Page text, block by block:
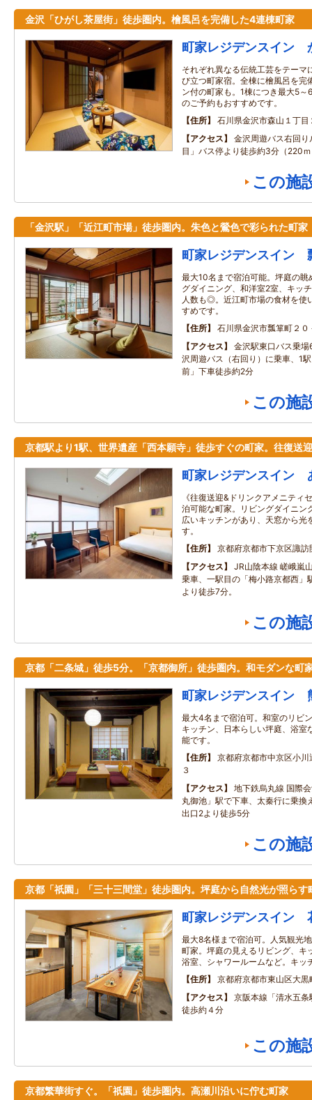
金沢「ひがし茶屋街」徒歩圏内。檜風呂を完備した4連棟町家
町家レジデンスイン
それぞれ異なる伝統工芸をテーマ
び立つ町家宿。全棟に檜風呂を完
ン付の町家も。1棟につき最大5
のご予約もおすすめです。
住所
石川県金沢市森山１丁
アクセス
金沢周遊バス右回
目」バス停より徒歩約3分（220
この施
「金沢駅」「近江町市場」徒歩圏内。朱色と鶯色で彩られた町家
町家レジデンスイン
最大10名まで宿泊可能。坪庭の
グダイニング、和洋室2室、キッ
人数も◎。近江町市場の食材を使
すめです。
住所
石川県金沢市瓢箪町２０
アクセス
金沢駅東口バス乗
沢周遊バス（右回り）に乗車、1
前」下車徒歩約2分
この施
京都駅より1駅、世界遺産「西本願寺」徒歩すぐの町家。往復送
町家レジデンスイン
《往復送迎&ドリンクアメニティ
泊可能な町家。リビングダイニン
広いキッチンがあり、天窓から光
す。
住所
京都府京都市下京区諏訪
アクセス
JR山陰本線 嵯峨嵐
乗車、一駅目の「梅小路京都西」
より徒歩7分。
この施
京都「二条城」徒歩5分。「京都御所」徒歩圏内。和モダンな町
町家レジデンスイン
最大4名まで宿泊可。和室のリビ
キッチン、日本らしい坪庭、浴室
能です。
住所
京都府京都市中京区小
３
アクセス
地下鉄烏丸線 国際
丸御池」駅で下車、太秦行に乗換
出口2より徒歩5分
この施
京都「祇園」「三十三間堂」徒歩圏内。坪庭から自然光が照らす
町家レジデンスイン
最大8名様まで宿泊可。人気観光
町家。坪庭の見えるリビング、キ
浴室、シャワールームなど。キッ
住所
京都府京都市東山区大
アクセス
京阪本線「清水五
徒歩約４分
この施
京都繁華街すぐ。「祇園」徒歩圏内。高瀬川沿いに佇む町家